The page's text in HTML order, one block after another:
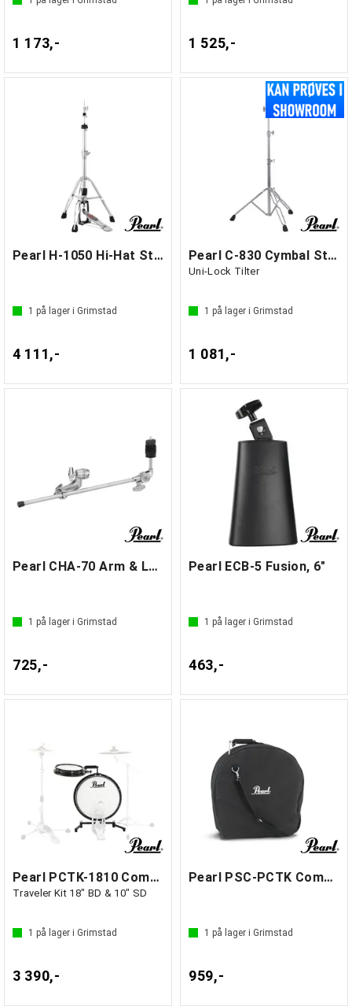
1 173,- 1 525,-
Pearl H-1050 Hi-Hat Stand
1 på lager i Grimstad
4 111,-
Pearl C-830 Cymbal Stand
Uni-Lock Tilter
1 på lager i Grimstad
1 081,-
Pearl CHA-70 Arm & Leg Cymbal Adapter
1 på lager i Grimstad
725,-
Pearl ECB-5 Fusion, 6"
1 på lager i Grimstad
463,-
Pearl PCTK-1810 Compact
Traveler Kit 18" BD & 10" SD
1 på lager i Grimstad
3 390,-
Pearl PSC-PCTK Compact Traveler Kit Bag
1 på lager i Grimstad
959,-